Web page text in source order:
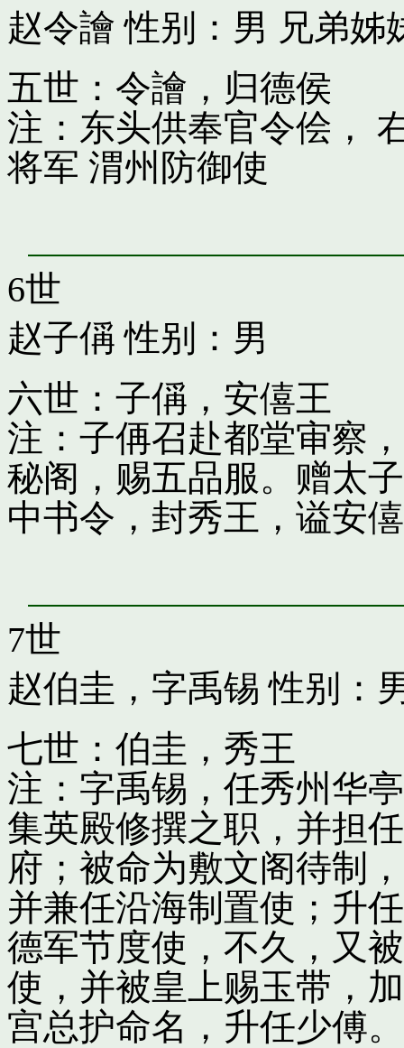
赵令譮 性别：男 兄弟姊
五世：令譮，归德侯
注：东头供奉官令侩，
将军 渭州防御使
6世
赵子偁 性别：男
六世：子偁，安僖王
注：子侢召赴都堂审察
秘阁，赐五品服。赠太
中书令，封秀王，谥安
7世
赵伯圭，字禹锡 性别：
七世：伯圭，秀王
注：字禹锡，任秀州华
集英殿修撰之职，并担
府；被命为敷文阁待制
并兼任沿海制置使；升
德军节度使，不久，又
使，并被皇上赐玉带，
宫总护命名，升任少傅